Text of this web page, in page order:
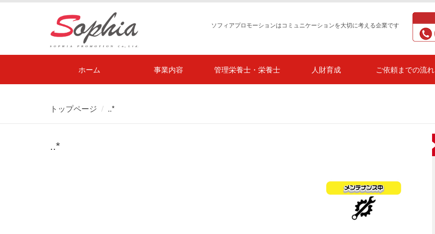
ソフィアプロモーションはコミュニケーションを大切に考える企業です
ホーム 事業内容 管理栄養士・栄養士 人財育成 ご依頼までの流れ
トップページ ..*
..*